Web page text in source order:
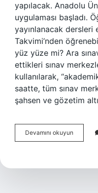
yapılacak. Anadolu
uygulaması başladı.
yayınlanacak dersleri
Takvimi’nden
yüz yüze mi? Ara
ettikleri sınav
kullanılarak,
saatte, tüm sınav
şahsen ve gözetim
Devamını okuyun
2024
Online